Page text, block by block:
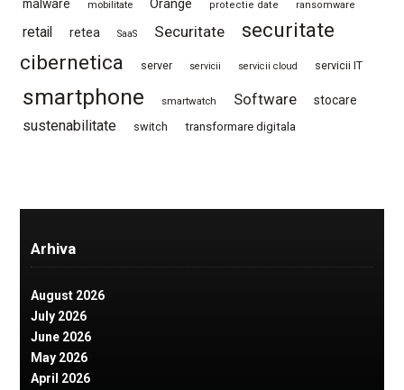
malware mobilitate protectie date ransomware
retail retea SaaS Securitate
securitate
cibernetica
server servicii servicii cloud servicii IT
smartphone smartwatch Software stocare
sustenabilitate switch transformare digitala
Arhiva
August 2026
July 2026
June 2026
May 2026
April 2026